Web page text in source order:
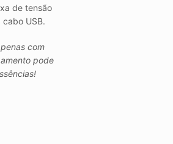
de tensão
USB.
com
pode